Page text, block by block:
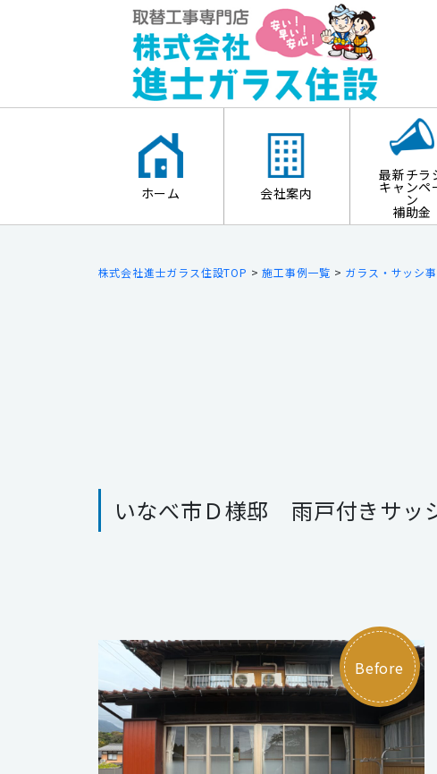
ホーム 会社案内
最新チラ
キャンペ
ン
補助金
株式会社進士ガラス住設TOP >施工事例一覧 > ガラス・サッシ
いなべ市Ｄ様邸 雨戸付きサッ
Before